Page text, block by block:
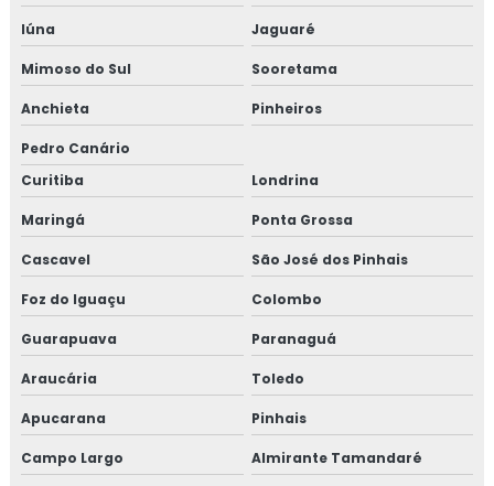
Iúna Jaguaré
Mimoso do Sul Sooretama
Anchieta Pinheiros
Pedro Canário
Curitiba
Londrina
Maringá Ponta Grossa
Cascavel São José dos Pinhais
Foz do Iguaçu Colombo
Guarapuava Paranaguá
Araucária Toledo
Apucarana Pinhais
Campo Largo Almirante Tamandaré